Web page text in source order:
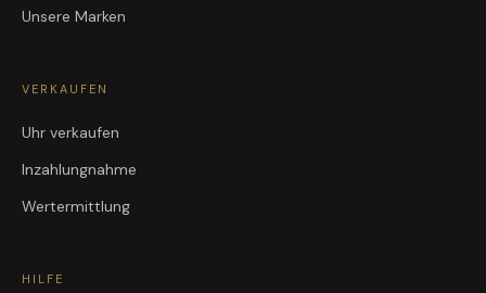
Unsere Marken
VERKAUFEN
Uhr verkaufen
Inzahlungnahme
Wertermittlung
HILFE